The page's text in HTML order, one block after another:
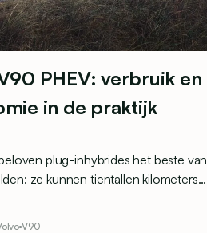
PHEV: verbruik en
in de praktijk
plug-inhybrides het beste van
ze kunnen tientallen kilometers
V90